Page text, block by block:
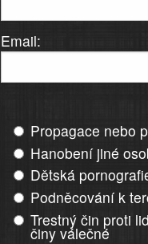
Email:
Propagace nebo
Hanobení jiné
Dětská
Podněcování k
Trestný čin proti
činy válečné